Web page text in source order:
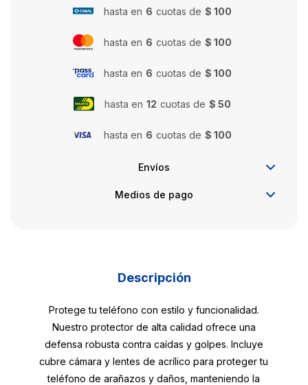
hasta en 6 cuotas de $ 100
hasta en 6 cuotas de $ 100
hasta en 6 cuotas de $ 100
hasta en 12 cuotas de $ 50
hasta en 6 cuotas de $ 100
Envíos
Medios de pago
Descripción
Protege tu teléfono con estilo y funcionalidad.
Nuestro protector de alta calidad ofrece una
defensa robusta contra caídas y golpes. Incluye
cubre cámara y lentes de acrílico para proteger tu
teléfono de arañazos y daños, manteniendo la